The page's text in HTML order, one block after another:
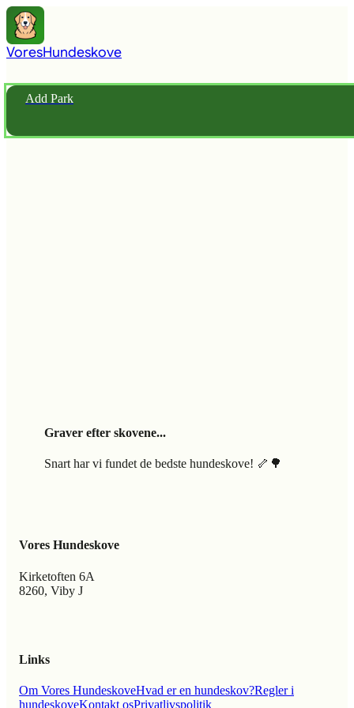
VoresHundeskove
Add Park
Graver efter skovene...
Snart har vi fundet de bedste hundeskove! 🦴🌳
Vores Hundeskove
Kirketoften 6A
8260, Viby J
Links
Om Vores HundeskoveHvad er en hundeskov?Regler i
hundeskoveKontakt osPrivatlivspolitik